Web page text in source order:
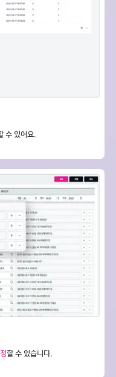
수 있어요.
할 수 있습니다.